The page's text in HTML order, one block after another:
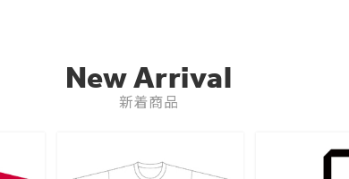
New Arrival
新着商品